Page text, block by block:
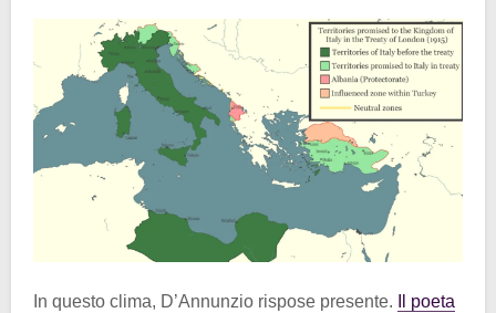
In questo clima, D’Annunzio rispose presente.
Il poeta